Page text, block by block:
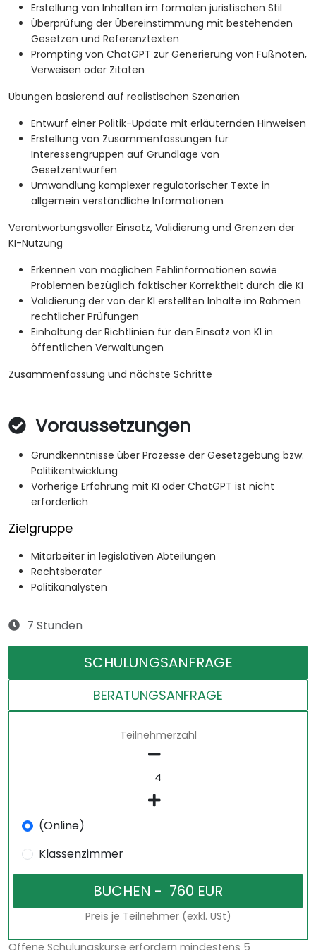
Erstellung von Inhalten im formalen juristischen Stil
Überprüfung der Übereinstimmung mit bestehenden
Gesetzen und Referenztexten
Prompting von ChatGPT zur Generierung von Fußnoten,
Verweisen oder Zitaten
Übungen basierend auf realistischen Szenarien
Entwurf einer Politik-Update mit erläuternden Hinweisen
Erstellung von Zusammenfassungen für
Interessengruppen auf Grundlage von
Gesetzentwürfen
Umwandlung komplexer regulatorischer Texte in
allgemein verständliche Informationen
Verantwortungsvoller Einsatz, Validierung und Grenzen der
KI-Nutzung
Erkennen von möglichen Fehlinformationen sowie
Problemen bezüglich faktischer Korrektheit durch die KI
Validierung der von der KI erstellten Inhalte im Rahmen
rechtlicher Prüfungen
Einhaltung der Richtlinien für den Einsatz von KI in
öffentlichen Verwaltungen
Zusammenfassung und nächste Schritte
Voraussetzungen
Grundkenntnisse über Prozesse der Gesetzgebung bzw.
Politikentwicklung
Vorherige Erfahrung mit KI oder ChatGPT ist nicht
erforderlich
Zielgruppe
Mitarbeiter in legislativen Abteilungen
Rechtsberater
Politikanalysten
7 Stunden
SCHULUNGSANFRAGE
BERATUNGSANFRAGE
Teilnehmerzahl
(Online)
Klassenzimmer
Preis je Teilnehmer (exkl. USt)